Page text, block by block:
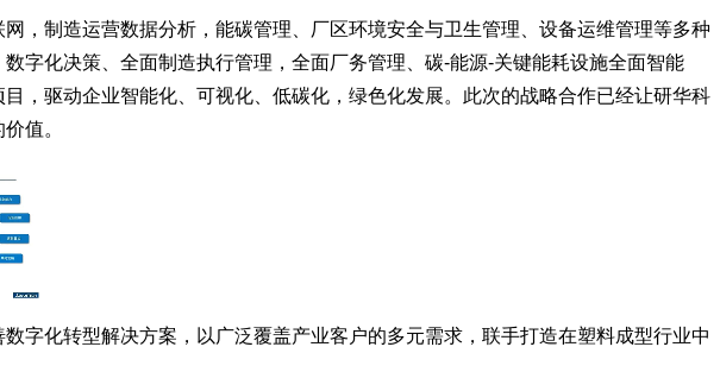
，制造运营数据分析，能碳管理、厂区环境安全与卫生管理、设备运维管理等多种
字化决策、全面制造执行管理，全面厂务管理、碳-能源-关键能耗设施全面智能
，驱动企业智能化、可视化、低碳化，绿色化发展。此次的战略合作已经让研华科
值。
字化转型解决方案，以广泛覆盖产业客户的多元需求，联手打造在塑料成型行业中